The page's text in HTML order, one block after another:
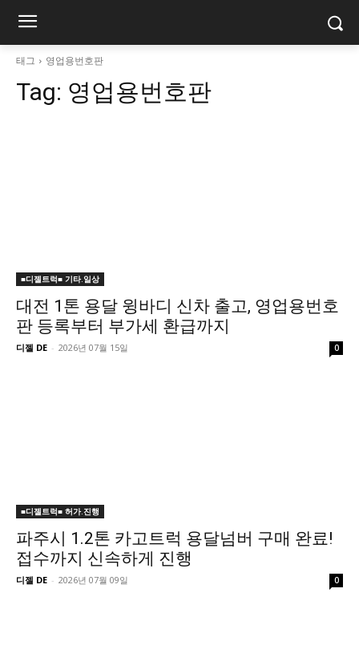
태그 영업용번호판
Tag: 영업용번호판
■디젤트럭■ 기타.일상
대전 1톤 용달 윙바디 신차 출고, 영업용번호
판 등록부터 부가세 환급까지
디젤 DE - 2026년 07월 15일 0
■디젤트럭■ 허가.진행
파주시 1.2톤 카고트럭 용달넘버 구매 완료!
접수까지 신속하게 진행
디젤 DE - 2026년 07월 09일 0